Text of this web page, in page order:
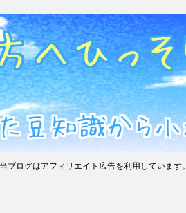
ログはアフィリエイト広告を利用しています。